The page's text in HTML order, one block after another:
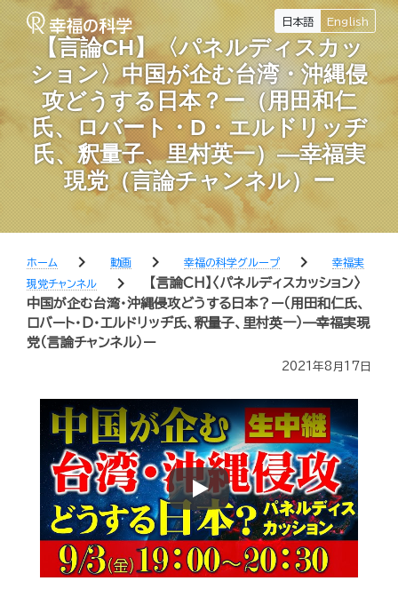
日本語 English
【言論CH】〈パネルディスカッ
ション〉中国が企む台湾・沖縄侵
攻どうする日本？ー（用田和仁
氏、ロバート・D・エルドリッヂ
氏、釈量子、里村英一）—幸福実
現党（言論チャンネル）ー
ホーム chevron_right 動画 chevron_right 幸福の科学グループ chevron_right
幸福実
現党チャンネル
chevron_right
【言論CH】〈パネルディスカッション〉
中国が企む台湾・沖縄侵攻どうする日本？ー（用田和仁氏、
ロバート・D・エルドリッヂ氏、釈量子、里村英一）—幸福実現
党（言論チャンネル）ー
2021年8月17日
Play